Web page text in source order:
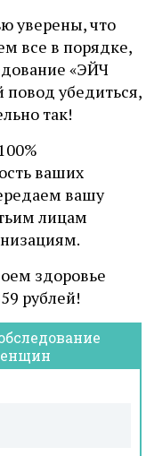
уверены, что
все в порядке,
«ЭЙЧ
убедиться,
так!
ваших
вашу
лицам
здоровье
рублей!